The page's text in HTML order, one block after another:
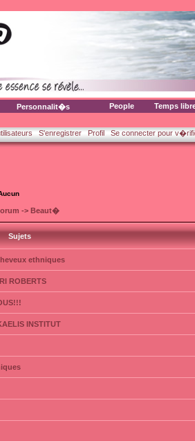
Personnalit�s People Temps
S'enregistrer Profil Se connecter pour
-> Beaut�
Sujets
ethniques
ROBERTS
INSTITUT